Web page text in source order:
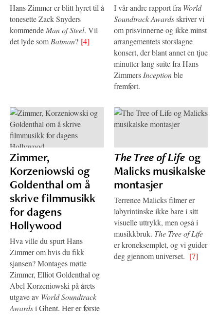
Hans Zimmer er blitt hyret til å
tonesette Zack Snyders
kommende Man of Steel. Vil
det lyde som Batman? [4]
I vår andre rapport fra World
Soundtrack Awardsskriver vi
om prisvinnerne og ikke minst
arrangementets storslagne
konsert, der blant annet en tjue
minutter lang suite fra Hans
Zimmers Inceptionble
fremført.
Zimmer,
Korzeniowski og
Goldenthal om å
skrive filmmusikk
for dagens
Hollywood
Hva ville du spurt Hans
Zimmer om hvis du fikk
sjansen? Montages møtte
Zimmer, Elliot Goldenthal og
Abel Korzeniowski på årets
utgave av World Soundtrack
Awardsi Ghent. Her er første
The Tree of Life og
Malicks musikalske
montasjer
Terrence Malicks filmer er
labyrintinske ikke bare i sitt
visuelle uttrykk, men også i
musikkbruk. The Tree of Life
er kroneksemplet, og vi guider
deg gjennom universet. [7]